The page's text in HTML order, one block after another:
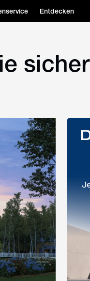
Entdecken
sicher